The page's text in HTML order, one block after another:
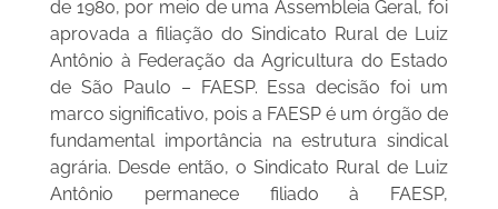
de 1980, por meio de uma Assembleia Geral, foi
aprovada a filiação do Sindicato Rural de Luiz
Antônio à Federação da Agricultura do Estado
de São Paulo – FAESP. Essa decisão foi um
marco significativo, pois a FAESP é um órgão de
fundamental importância na estrutura sindical
agrária. Desde então, o Sindicato Rural de Luiz
Antônio permanece filiado à FAESP,